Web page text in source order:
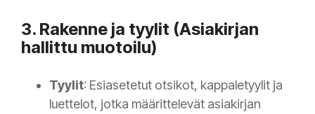
3. Rakenne ja tyylit (Asiakirjan
hallittu muotoilu)
Tyylit: Esiasetetut otsikot, kappaletyylit ja
luettelot, jotka määrittelevät asiakirjan